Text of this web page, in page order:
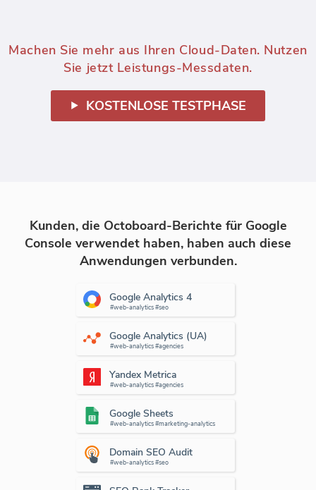
Machen Sie mehr aus Ihren Cloud-Daten. Nutzen
Sie jetzt Leistungs-Messdaten.
KOSTENLOSE TESTPHASE
Kunden, die Octoboard-Berichte für Google
Console verwendet haben, haben auch diese
Anwendungen verbunden.
Google Analytics 4
#web-analytics #seo
Google Analytics (UA)
#web-analytics #agencies
Yandex Metrica
#web-analytics #agencies
Google Sheets
#web-analytics #marketing-analytics
Domain SEO Audit
#web-analytics #seo